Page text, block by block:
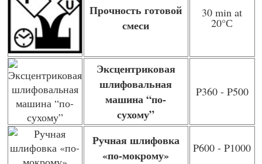
Прочность готовой
смеси
30 min at
20°С
Эксцентриковая
шлифовальная
машина “по-
сухому”
P360 - P500
Ручная шлифовка
«по-мокрому»
P600 - P1000